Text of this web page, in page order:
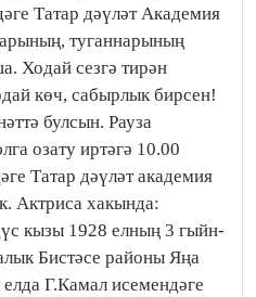
Татар дәүләт Академия
туганнарының
Ходай сезгә тирән
көч, сабырлык бирсен!
булсын. Рауза
озату иртәгә 10.00
Татар дәүләт академия
Актриса хакында:
кызы 1928 ел­ның 3 гыйн­
Бис­тә­се ра­йо­ны Яңа
Г.Ка­мал исе­мен­дә­ге